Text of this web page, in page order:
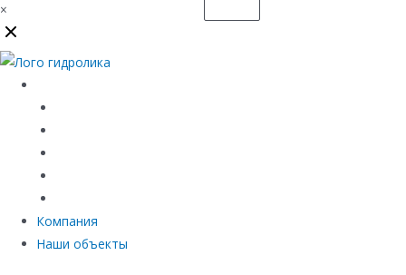
×
Компания
Наши объекты